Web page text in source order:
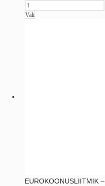
Vali
EUROKOONUSLIITMIK –